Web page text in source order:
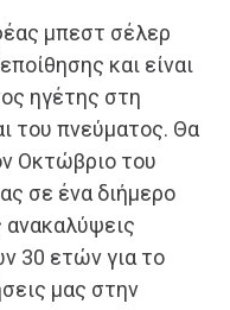
μπεστ σέλερ
και είναι
ηγέτης στη
του πνεύματος. Θα
Οκτώβριο του
σε ένα διήμερο
ανακαλύψεις
30 ετών για το
μας στην